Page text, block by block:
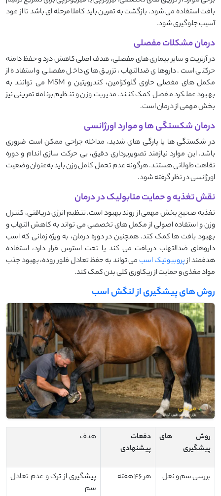
بافت استفاده می ‌شود. بازگشت به تمرین باید کاملا مرحله ‌ای باشد تا از عود
آسیب جلوگیری شود.
درمان مشکلات مفصلی
در آرتریت و سایر بیماری‌ های مفصلی، هدف اصلی کاهش درد و حفظ دامنه
حرکتی است. داروهای ضدالتهاب، تزریق ‌های داخل مفصلی و استفاده از
مکمل ‌های مفصلی حاوی گلوکزامین، کندرویتین و MSM می ‌توانند به
بهبود عملکرد مفصل کمک کنند. مدیریت وزن و تنظیم برنامه تمرینی نیز
بخش مهمی از درمان است.
درمان شکستگی ‌ها و موارد اورژانسی
در شکستگی‌ ها یا پارگی ‌های شدید، مداخله جراحی ممکن است ضروری
باشد. این موارد نیازمند تصویربرداری دقیق، بی‌ حرکت ‌سازی اندام و دوره
نقاهت طولانی هستند. هرگونه عدم تحمل کامل وزن باید به‌عنوان وضعیت
اورژانسی در نظر گرفته شود.
نقش تغذیه و حمایت متابولیک در درمان
تغذیه صحیح بخش مهمی از روند بهبود است. تنظیم انرژی دریافتی، کنترل
وزن و استفاده اصولی از مکمل ‌های تخصصی می‌ تواند به کاهش التهاب و
بهبود بافت ‌ها کمک کند. همچنین در دوره درمان، به ‌ویژه زمانی که اسب
داروهای ضدالتهاب دریافت می ‌کند یا تحت استرس قرار دارد، استفاده
هدفمند ازپروبیوتیک اسبمی ‌تواند به حفظ تعادل فلور روده، بهبود جذب
مواد مغذی و حمایت از ریکاوری کلی بدن کمک کند.
روش های پیشگیری از لنگش اسب
روش های
پیشگیری
دفعات
پیشنهادی
هدف
بررسی سم و نعل هر ۴۶ هفته
پیشگیری از ترک و عدم تعادل
سم